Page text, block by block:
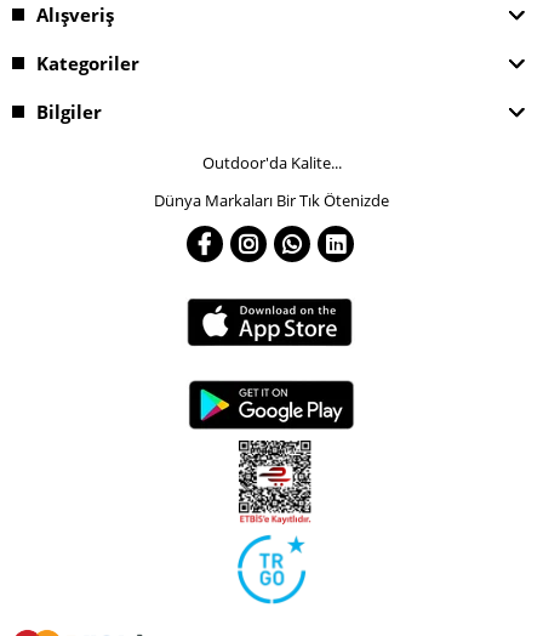
Alışveriş
Kategoriler
Bilgiler
Outdoor'da Kalite...
Dünya Markaları Bir Tık Ötenizde